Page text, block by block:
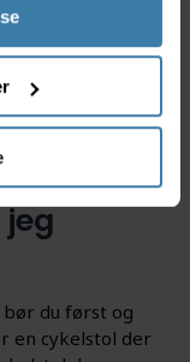
bør du først og
en cykelstol der